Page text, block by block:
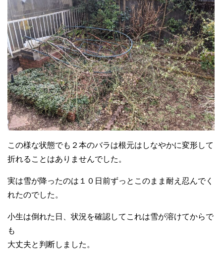
この様な状態でも２本のバラは根元はしなやかに変形して
折れることはありませんでした。
実は雪が降ったのは１０日前ずっとこのまま耐え忍んでく
れたのでした。
小生は倒れた日、状況を確認してこれは雪が溶けてからで
も
大丈夫と判断しました。